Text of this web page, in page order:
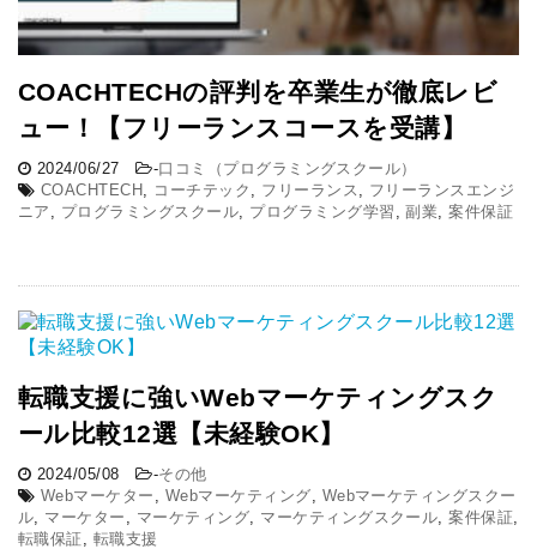
COACHTECHの評判を卒業生が徹底レビ
ュー！【フリーランスコースを受講】
2024/06/27 -口コミ（プログラミングスクール）
COACHTECH
コーチテック フリーランス
フリーランスエンジ
ニア
プログラミングスクール プログラミング学習 ,副業 ,案件保証
転職支援に強いWebマーケティングスク
ール比較12選【未経験OK】
2024/05/08 -その他
Webマーケター
Webマーケティング
Webマーケティングスクー
ル
マーケター マーケティング マーケティングスクール ,案件保証
転職保証
転職支援